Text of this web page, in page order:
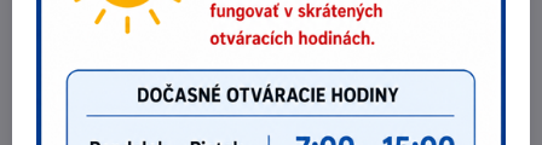
Filter proti niektorým látkam s
bodom varu pod 65°C
bez DPH
Do košíka
zanesením farbou pri striekaní s
polomaskami 3M série 4000
Do košíka